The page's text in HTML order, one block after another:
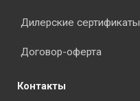
Дилерские сертификаты
Договор-оферта
Контакты